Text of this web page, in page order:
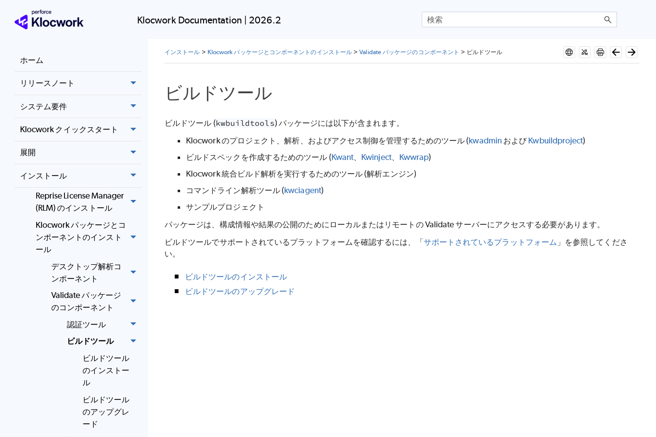
メイン コンテンツにスキップ
Klocwork Documentation | 2026.2
ホーム
リリースノート
システム要件
Klocwork クイックスタート
展開
インストール
Reprise License Manager
(RLM) のインストール
Klocwork パッケージとコ
ンポーネントのインスト
ール
デスクトップ解析コ
ンポーネント
Validate パッケージ
のコンポーネント
認証ツール
ビルドツール
ビルドツール
のインストー
ル
ビルドツール
のアップグレ
ード
インストール > Klocwork パッケージとコンポーネントのインストール >Validate パッケージのコンポーネント > ビルドツール
ビルドツール
ビルドツール (kwbuildtools) パッケージには以下が含まれます。
Klocworkのプロジェクト、解析、およびアクセス制御を管理するためのツール (kwadminおよびKwbuildproject)
ビルドスペックを作成するためのツール (Kwant、 Kwinject、 Kwwrap)
Klocwork統合ビルド解析を実行するためのツール (解析エンジン)
コマンドライン解析ツール (kwciagent)
サンプルプロジェクト
パッケージは、構成情報や結果の公開のためにローカルまたはリモートのValidateサーバーにアクセスする必要があります。
ビルドツールでサポートされているプラットフォームを確認するには、「サポートされているプラットフォーム 」を参照してくださ
い。
ビルドツールのインストール
ビルドツールのアップグレード